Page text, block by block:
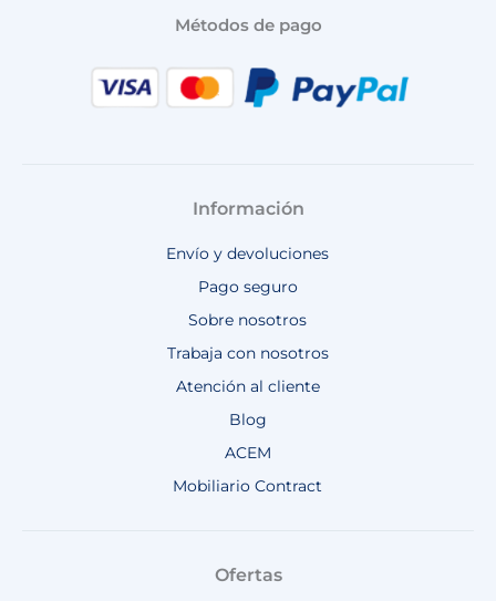
Métodos de pago
Información
Envío y devoluciones
Pago seguro
Sobre nosotros
Trabaja con nosotros
Atención al cliente
Blog
ACEM
Mobiliario Contract
Ofertas